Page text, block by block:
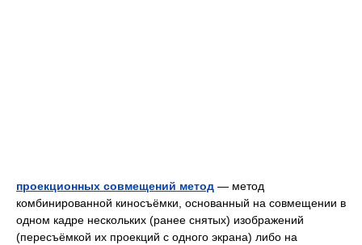
проекционных совмещений метод — метод
комбинированной киносъёмки, основанный на совмещении в
одном кадре нескольких (ранее снятых) изображений
(пересъёмкой их проекций с одного экрана) либо на